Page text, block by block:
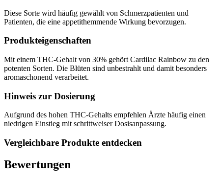
Diese Sorte wird häufig gewählt von Schmerzpatienten und
Patienten, die eine appetithemmende Wirkung bevorzugen.
Produkteigenschaften
Mit einem THC-Gehalt von 30% gehört Cardilac Rainbow zu den
potenten Sorten. Die Blüten sind unbestrahlt und damit besonders
aromaschonend verarbeitet.
Hinweis zur Dosierung
Aufgrund des hohen THC-Gehalts empfehlen Ärzte häufig einen
niedrigen Einstieg mit schrittweiser Dosisanpassung.
Vergleichbare Produkte entdecken
Bewertungen